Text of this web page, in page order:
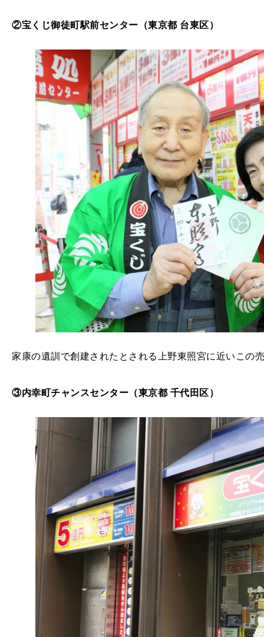
②宝くじ御徒町駅前センター（東京都 台東区）
家康の遺訓で創建されたとされる上野東照宮に近いこの
③内幸町チャンスセンター（東京都 千代田区）